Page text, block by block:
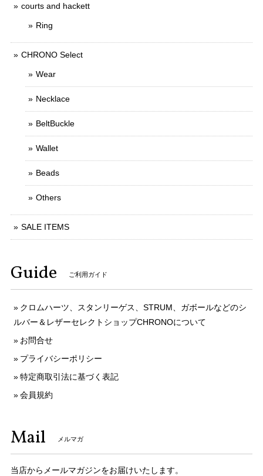
courts and hackett
Ring
CHRONO Select
Wear
Necklace
BeltBuckle
Wallet
Beads
Others
SALE ITEMS
Guide ご利用ガイド
クロムハーツ、スタンリーゲス、STRUM、ガボールなどのシ
ルバー＆レザーセレクトショップCHRONOについて
お問合せ
プライバシーポリシー
特定商取引法に基づく表記
会員規約
Mail メルマガ
当店からメールマガジンをお届けいたします。